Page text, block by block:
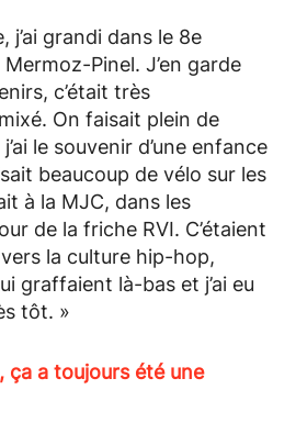
j’ai grandi dans le 8e
Pinel. J’en garde
c’était très
On faisait plein de
le souvenir d’une enfance
beaucoup de vélo sur les
à la MJC, dans les
de la friche RVI. C’étaient
la culture hip-hop,
graffaient là-bas et j’ai eu
tôt. »
ça a toujours été une